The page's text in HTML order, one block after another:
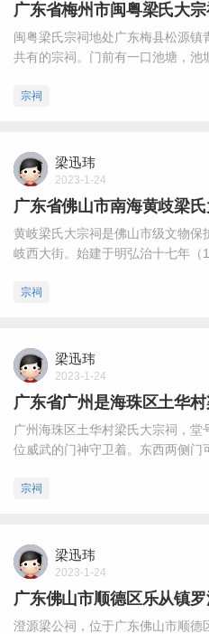
广东省梅州市闽粤梁氏大宗
闽粤梁氏宗祠地处广东梅县松源
共有的宗祠。门前有一口池塘，池
宗祠
梁迅玮
2023-1-24
广东省佛山市南海黄歧梁氏
黄岐梁氏大宗祠是佛山市级文物
岐西大街。始建于明弘治十七年（
宗祠
梁迅玮
2023-1-24
广东省广州是海珠区土华
广州海珠区土华村梁氏大宗祠，
位威武的门神守卫着。东西两侧门
宗祠
梁迅玮
2023-1-24
广东佛山市顺德区乐从镇
澄源梁公祠，位于广东佛山市顺德